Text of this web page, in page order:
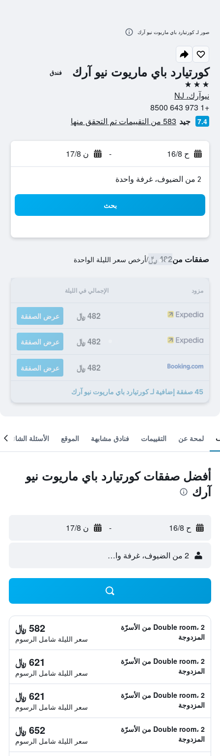
كورتيارد باي ماريوت نيو آرك فندق
3 نجوم
نيوآرك، NJ
+1 973 643 8500
7.4 جيد 583 من التقييمات تم التحقق منها
ح 16/8 - ن 17/8
2 من الضيوف، غرفة واحدة
بحث
صفقات من482 ﷼ /أرخص سعر الليلة الواحدة
مزود الإجمالي في الليلة
482 ﷼ عرض الصفقة
482 ﷼ عرض الصفقة
482 ﷼ عرض الصفقة
45 صفقة إضافية لـ كورتيارد باي ماريوت نيو آرك
صور لـ كورتيارد باي ماريوت نيو آرك
لمحة عن التقييمات فنادق مشابهة الموقع الأسئلة الشائعة
أفضل صفقات كورتيارد باي ماريوت نيو
آرك
ح 16/8 - ن 17/8
2 من الضيوف، غرفة واحدة
Double room، 2 من الأسرّة
المزدوجة
582 ﷼
سعر الليلة شامل الرسوم
Double room، 2 من الأسرّة
المزدوجة
621 ﷼
سعر الليلة شامل الرسوم
Double room، 2 من الأسرّة
المزدوجة
621 ﷼
سعر الليلة شامل الرسوم
Double room، 2 من الأسرّة
المزدوجة
652 ﷼
سعر الليلة شامل الرسوم